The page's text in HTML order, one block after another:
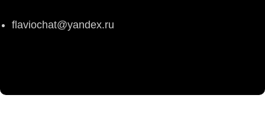
flaviochat@yandex.ru